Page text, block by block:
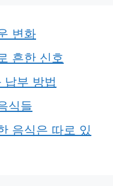
변화
흔한 신호
부 방법
식들
음식은 따로 있